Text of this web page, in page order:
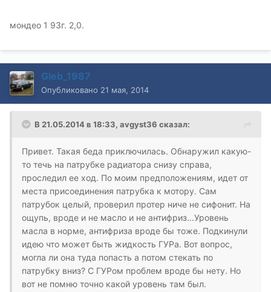
мондео 1 93г. 2,0.
Gleb_1987
Опубликовано 21 мая, 2014
В 21.05.2014 в 18:33, avgyst36 сказал:
Привет. Такая беда приключилась. Обнаружил какую-
то течь на патрубке радиатора снизу справа,
проследил ее ход. По моим предположениям, идет от
места присоединения патрубка к мотору. Сам
патрубок целый, проверил протер ниче не сифонит. На
ощупь, вроде и не масло и не антифриз...Уровень
масла в норме, антифриза вроде бы тоже. Подкинули
идею что может быть жидкость ГУРа. Вот вопрос,
могла ли она туда попасть а потом стекать по
патрубку вниз? С ГУРом проблем вроде бы нету. Но
вот не помню точно какой уровень там был.